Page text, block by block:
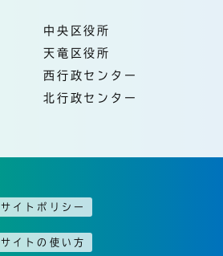
中央区役所
天竜区役所
西行政センター
北行政センター
サイトポリシー
サイトの使い方